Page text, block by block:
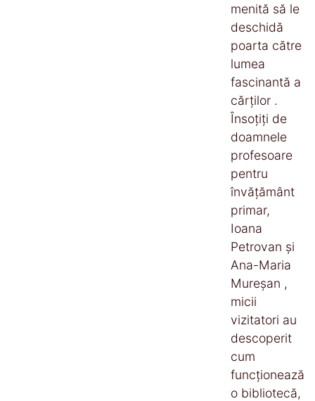
menită să le
deschidă
poarta către
lumea
fascinantă a
cărților .
Însoțiți de
doamnele
profesoare
pentru
învățământ
primar,
Ioana
Petrovan și
Ana-Maria
Mureșan ,
micii
vizitatori au
descoperit
cum
funcționează
o bibliotecă,